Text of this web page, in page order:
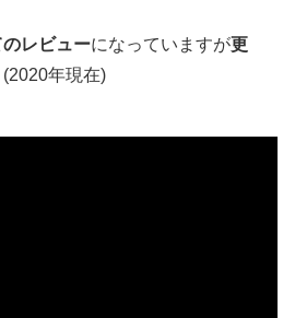
レビューになっていますが更
年現在)